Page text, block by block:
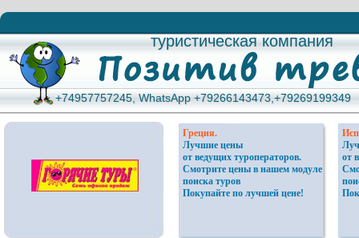
туристическая компания
туристическая компания
+74957757245, WhatsApp +79266143473,+79269199349
+74957757245, WhatsApp +79266143473,+79269199349
Греция.
Лучшие цены
от ведущих туроператоров.
Смотрите цены в нашем модуле
поиска туров
Покупайте по лучшей цене!
от